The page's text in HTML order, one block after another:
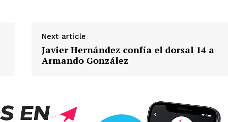
Next article
Javier Hernández confía el dorsal 14 a
Armando González